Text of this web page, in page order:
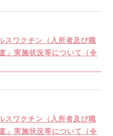
ワクチン（入所者及び職
」実施状況等について（令
ワクチン（入所者及び職
」実施状況等について（令